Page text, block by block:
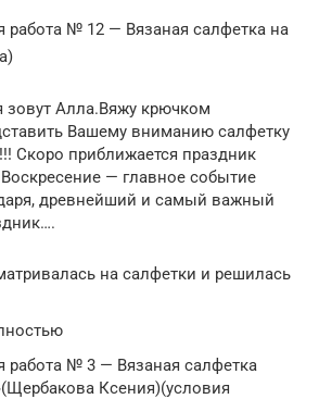
работа № 12 — Вязаная салфетка на
Алла.Вяжу крючком
Вашему вниманию салфетку
приближается праздник
— главное событие
древнейший и самый важный
на салфетки и решилась
работа № 3 — Вязаная салфетка
Ксения)(условия